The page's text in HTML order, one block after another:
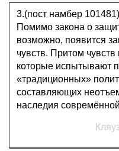
3.(пост намбер 101481)
Помимо закона о
возможно, появится
чувств. Притом
которые испытывают
«традиционных»
составляющих
наследия